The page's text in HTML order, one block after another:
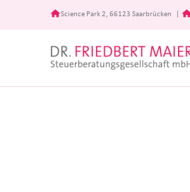
Science Park 2, 66123 Saarbrücken